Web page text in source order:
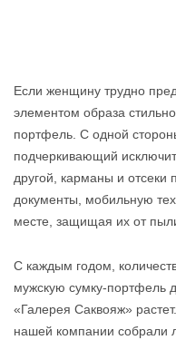
Если женщину трудно
элементом образа
портфель. С одной
подчеркивающий
другой, карманы и отсеки
документы, мобильную
месте, защищая их от
С каждым годом,
мужскую сумку-портфель
«Галерея Саквояж»
нашей компании собрали